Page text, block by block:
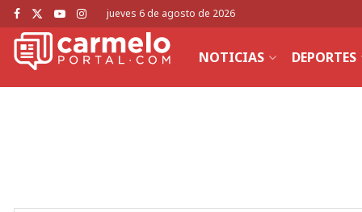
jueves 6 de agosto de 2026
NOTICIAS DEPORTES